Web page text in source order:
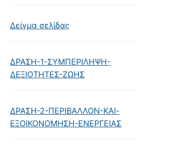
Δείγμα σελίδας
ΔΡΑΣΗ-1-ΣΥΜΠΕΡΙΛΗΨΗ-
ΔΕΞΙΟΤΗΤΕΣ-ΖΩΗΣ
ΔΡΑΣΗ-2-ΠΕΡΙΒΑΛΛΟΝ-ΚΑΙ-
ΕΞΟΙΚΟΝΟΜΗΣΗ-ΕΝΕΡΓΕΙΑΣ